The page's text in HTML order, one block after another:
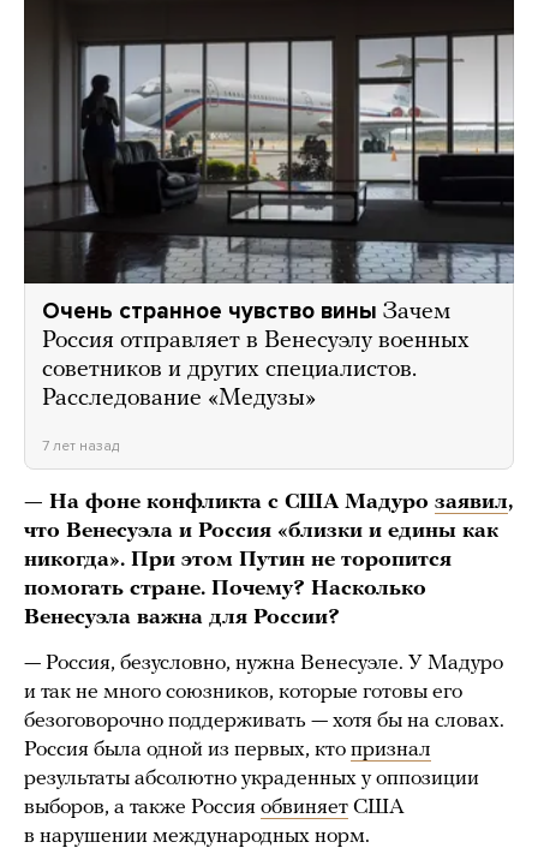
Очень странное чувство вины Зачем
Россия отправляет в Венесуэлу военных
советников и других специалистов.
Расследование «Медузы»
7 лет назад
— На фоне конфликта с США Мадуро заявил,
что Венесуэла и Россия «близки и едины как
никогда». При этом Путин не торопится
помогать стране. Почему? Насколько
Венесуэла важна для России?
— Россия, безусловно, нужна Венесуэле. У Мадуро
и так не много союзников, которые готовы его
безоговорочно поддерживать — хотя бы на словах.
Россия была одной из первых, кто признал
результаты абсолютно украденных у оппозиции
выборов, а также Россия обвиняет США
в нарушении международных норм.